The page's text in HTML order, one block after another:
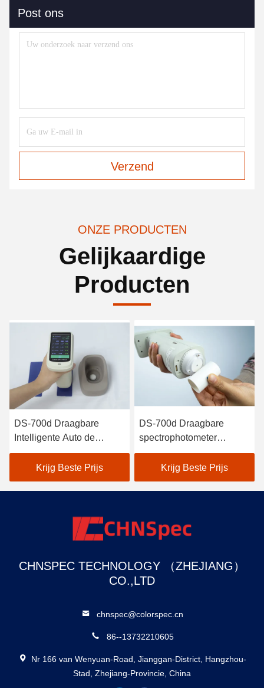
Post ons
Verzend
ONZE PRODUCTEN
Gelijkaardige
Producten
DS-700d Draagbare
Intelligente Auto de
Kaliberbepalings Hoge
Reflectiecoëfficiënt van de
Spectrofotometercolorimeter
Krijg Beste Prijs
DS-700d Draagbare
spectrophotometer
Colorimeter 30+
meetparameters en 37
evaluatie lichtbronnen
Krijg Beste Prijs
CHNSPEC TECHNOLOGY （ZHEJIANG）
CO.,LTD
chnspec@colorspec.cn
86--13732210605
Nr 166 van Wenyuan-Road, Jianggan-District, Hangzhou-
Stad, Zhejiang-Provincie, China